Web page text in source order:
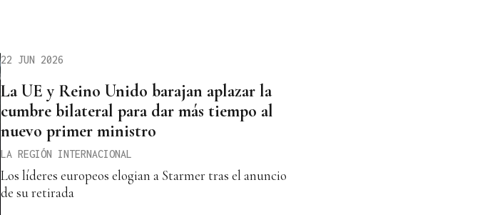
22 JUN 2026
La UE y Reino Unido barajan aplazar la
cumbre bilateral para dar más tiempo al
nuevo primer ministro
LA REGIÓN INTERNACIONAL
Los líderes europeos elogian a Starmer tras el anuncio
de su retirada